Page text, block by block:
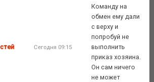
Сегодня 09:15
Команду на
обмен ему дали
с верху и
попробуй не
выполнить
приказ хозяина.
Он сам ничего
не может